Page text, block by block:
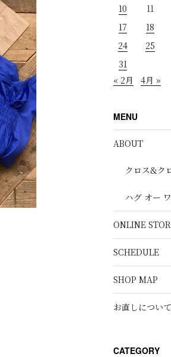
10
11
17
18
24
25
31
« 2月
4月 »
MENU
ABOUT
クロス&ク
ハグ オー
ONLINE
SCHEDULE
SHOP MAP
お直しについて
CATEGORY